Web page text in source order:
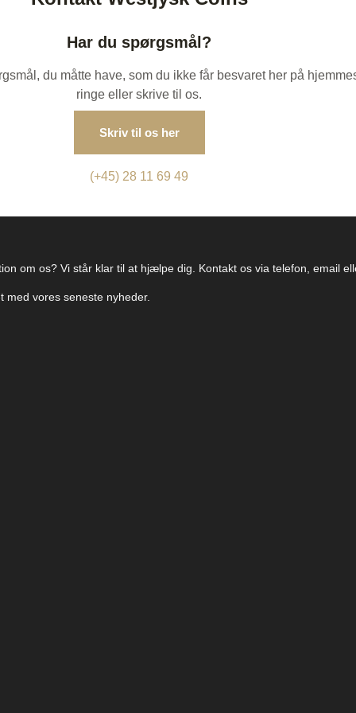
Har du spørgsmål?
du måtte have, som du ikke får besvaret her på
ringe eller skrive til os.
Skriv til os her
(+45) 28 11 69 49
om os? Vi står klar til at hjælpe dig. Kontakt os via telefon, email
vores seneste nyheder.